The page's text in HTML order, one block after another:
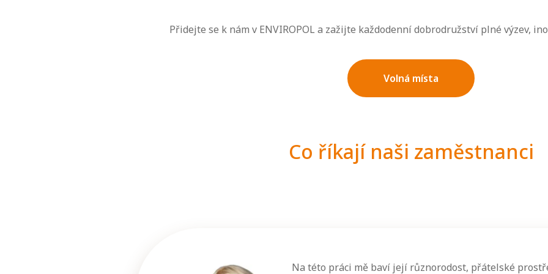
Přidejte se k nám v ENVIROPOL a zažijte každodenní dobrodružství plné výzev,
Volná místa
Co říkají naši zaměstnanci
Na této práci mě baví její různorodost, přátelské
Moje práce mě baví, protože je akční. Jako řidič